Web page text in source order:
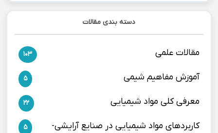
دسته بندی مقالات
مقالات علمی 103
آموزش مفاهیم شیمی 5
معرفی کلی مواد شیمیایی 22
کاربردهای مواد شیمیایی در صنایع آرایشی-
5